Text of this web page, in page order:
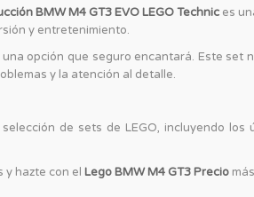
BMW M4 GT3 EVO LEGO Technices
y entretenimiento.
opción que seguro encantará. Este set
y la atención al detalle.
de sets de LEGO, incluyendo los
y hazte con el Lego BMW M4 GT3 Precio